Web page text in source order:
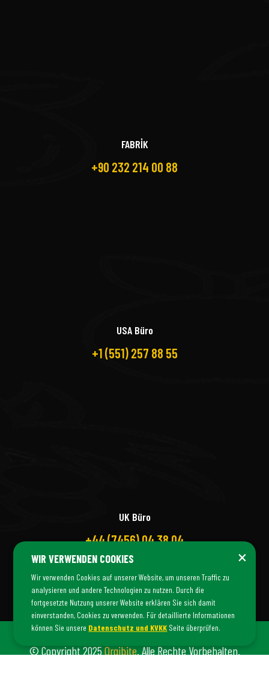
FABRİK
+90 232 214 00 88
USA Büro
+1 (551) 257 88 55
UK Büro
+44 (7456) 04 38 04
© Copyright 2025Orgibite. Alle Rechte Vorbehalten.
×
WIR VERWENDEN COOKIES
Wir verwenden Cookies auf unserer Website, um unseren Traffic zu
analysieren und andere Technologien zu nutzen. Durch die
fortgesetzte Nutzung unserer Website erklären Sie sich damit
einverstanden, Cookies zu verwenden. Für detaillierte Informationen
können Sie unsere Datenschutz und KVKK Seite überprüfen.